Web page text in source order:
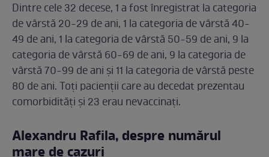
Dintre cele 32 decese, 1 a fost înregistrat la categoria
de vârstă 20-29 de ani, 1 la categoria de vârstă 40-
49 de ani, 1 la categoria de vârstă 50-59 de ani, 9 la
categoria de vârstă 60-69 de ani, 9 la categoria de
vârstă 70-99 de ani și 11 la categoria de vârstă peste
80 de ani. Toți pacienții care au decedat prezentau
comorbidități și 23 erau nevaccinați.
Alexandru Rafila, despre numărul